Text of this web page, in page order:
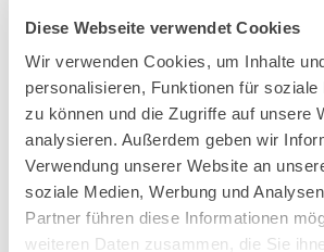
Diese Webseite verwendet Cookies
Wir verwenden Cookies, um Inhalte
personalisieren, Funktionen für soziale
zu können und die Zugriffe auf unsere
analysieren. Außerdem geben wir
Verwendung unserer Website an
soziale Medien, Werbung und
Partner führen diese Informationen
weiteren Daten zusammen, die Sie